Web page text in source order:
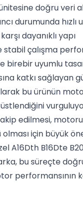
doğru veri
durumunda hızlı
dayanıklı yapı
stabil çalışma
birebir uyumlu
katkı sağlayan
bu ürünün motor
edilmesi,
için büyük
A16Dth B16Dte
bu süreçte
performansının